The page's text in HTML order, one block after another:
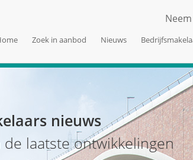
Zoek in aanbod Nieuws
nieuws
laatste ontwikkelingen